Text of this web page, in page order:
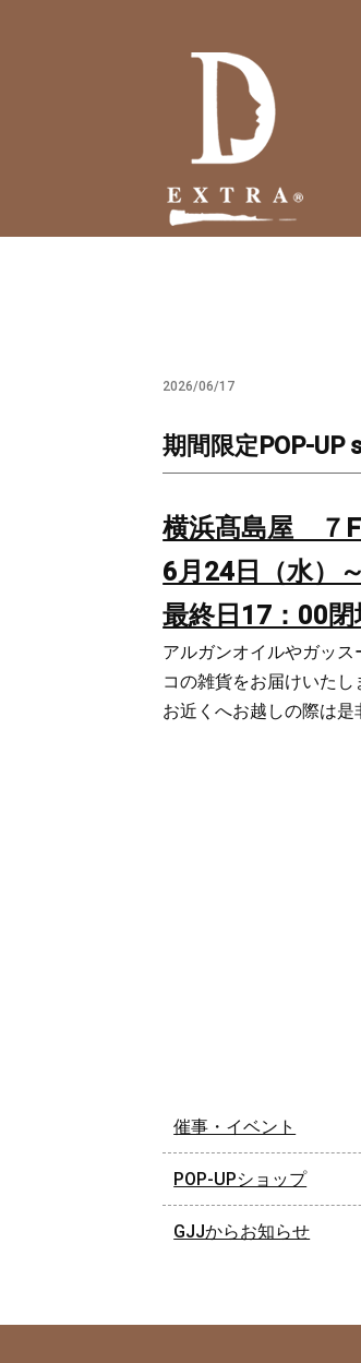
2026/06/17
期間限定POP-UP
横浜髙島屋 ７
6月24日（水）
最終日17：00閉
アルガンオイルやガッ
コの雑貨をお届けいたし
お近くへお越しの際は
催事・イベント
POP-UPショップ
GJJからお知らせ